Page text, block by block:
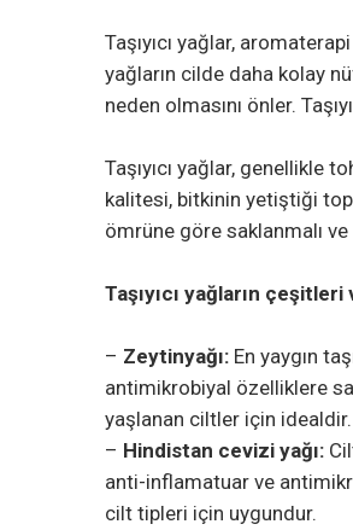
Taşıyıcı yağlar,
yağların cilde daha kolay
neden olmasını önler.
Taşıyıcı yağlar, genellikle
kalitesi, bitkinin yetiştiği
ömrüne göre saklanmalı
Taşıyıcı yağların
– Zeytinyağı: En yaygın
antimikrobiyal özelliklere
yaşlanan ciltler için idealdir.
– Hindistan cevizi yağı:
anti-inflamatuar ve
cilt tipleri için uygundur.